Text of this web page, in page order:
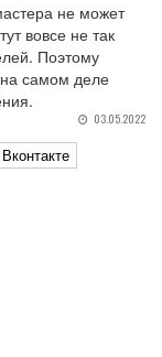
не может
вовсе не так
Поэтому
самом деле
03.05.2022
Вконтакте